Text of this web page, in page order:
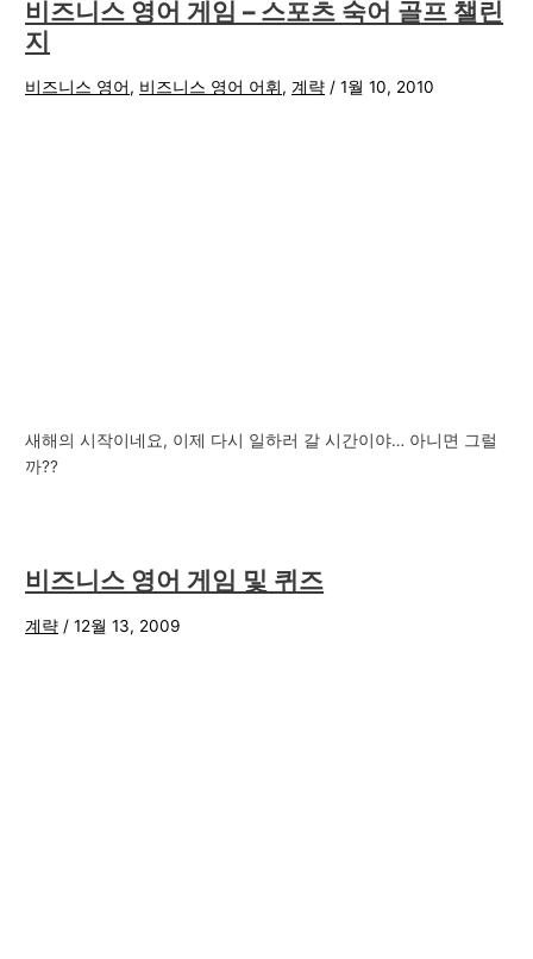
비즈니스 영어 게임 – 스포츠 숙어 골프 챌린
지
비즈니스 영어, 비즈니스 영어 어휘,계략 /1월 10, 2010
새해의 시작이네요, 이제 다시 일하러 갈 시간이야… 아니면 그럴
까??
비즈니스 영어 게임 및 퀴즈
계략 /12월 13, 2009